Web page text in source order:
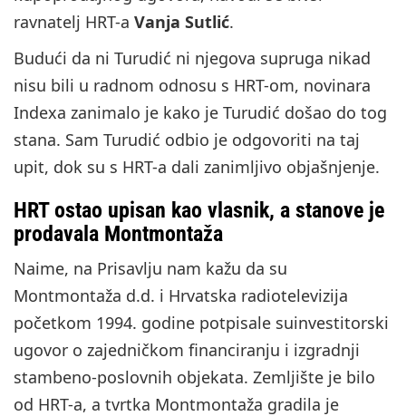
ravnatelj HRT-a Vanja Sutlić.
Budući da ni Turudić ni njegova supruga nikad
nisu bili u radnom odnosu s HRT-om, novinara
Indexa zanimalo je kako je Turudić došao do tog
stana. Sam Turudić odbio je odgovoriti na taj
upit, dok su s HRT-a dali zanimljivo objašnjenje.
HRT ostao upisan kao vlasnik, a stanove je
prodavala Montmontaža
Naime, na Prisavlju nam kažu da su
Montmontaža d.d. i Hrvatska radiotelevizija
početkom 1994. godine potpisale suinvestitorski
ugovor o zajedničkom financiranju i izgradnji
stambeno-poslovnih objekata. Zemljište je bilo
od HRT-a, a tvrtka Montmontaža gradila je